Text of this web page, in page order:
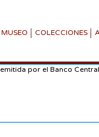
MUSEO COLECCIONES
, emitida por el Banco